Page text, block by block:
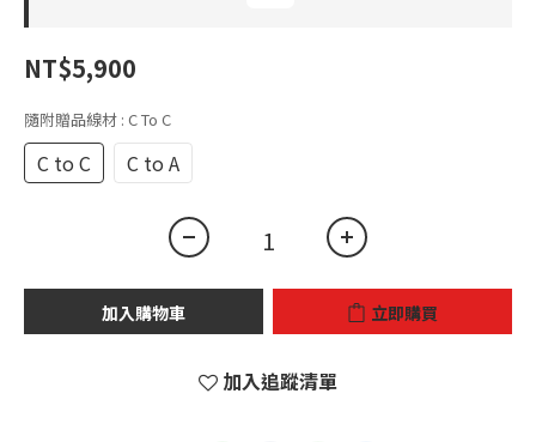
NT$5,900
隨附贈品線材 : C To C
C to C C to A
加入購物車 立即購買
加入追蹤清單